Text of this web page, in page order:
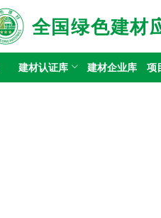
全国绿色建材
建材认证库 建材企业库 项